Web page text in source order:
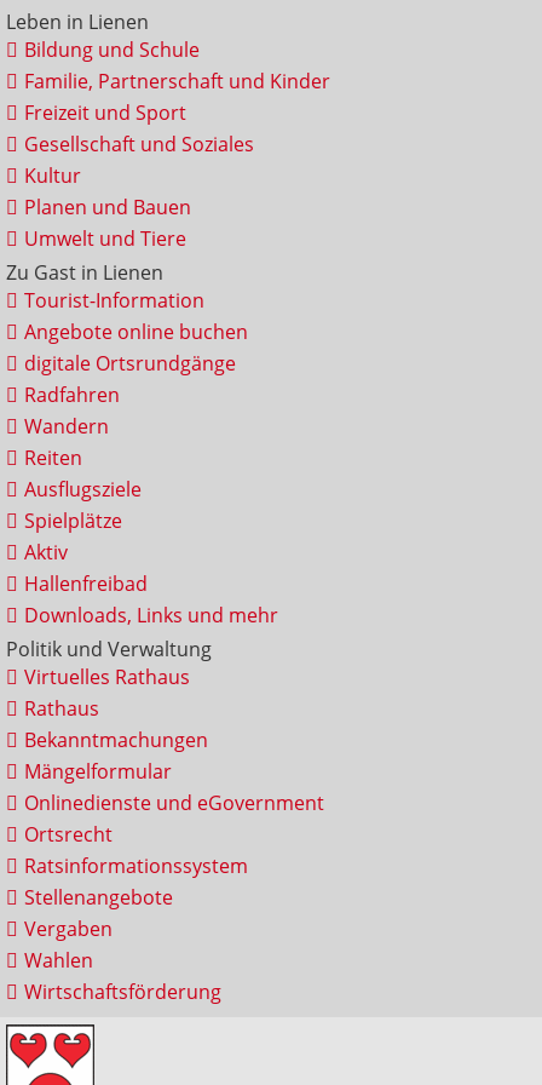
Leben in Lienen
Bildung und Schule
Familie, Partnerschaft und Kinder
Freizeit und Sport
Gesellschaft und Soziales
Kultur
Planen und Bauen
Umwelt und Tiere
Zu Gast in Lienen
Tourist-Information
Angebote online buchen
digitale Ortsrundgänge
Radfahren
Wandern
Reiten
Ausflugsziele
Spielplätze
Aktiv
Hallenfreibad
Downloads, Links und mehr
Politik und Verwaltung
Virtuelles Rathaus
Rathaus
Bekanntmachungen
Mängelformular
Onlinedienste und eGovernment
Ortsrecht
Ratsinformationssystem
Stellenangebote
Vergaben
Wahlen
Wirtschaftsförderung